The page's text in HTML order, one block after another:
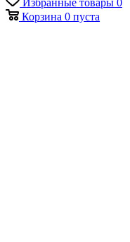
Корзина 0 пуста